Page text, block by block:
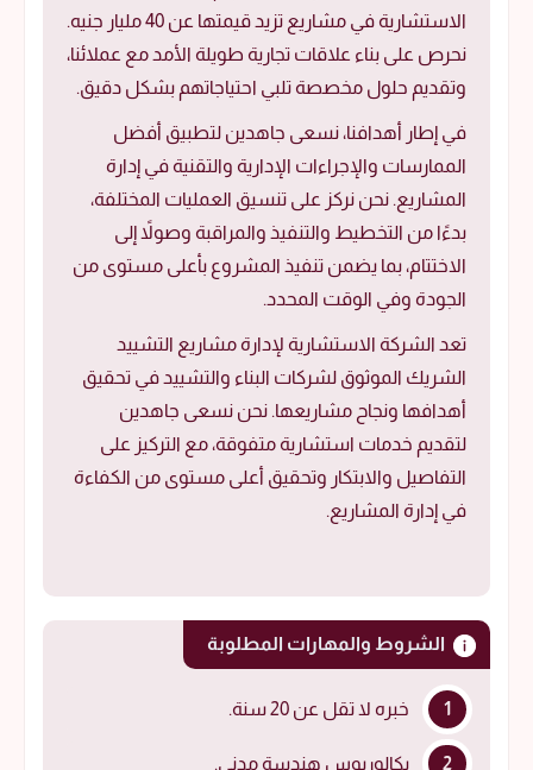
الاستشارية في مشاريع تزيد قيمتها عن 40 مليار جنيه.
نحرص على بناء علاقات تجارية طويلة الأمد مع عملائنا،
وتقديم حلول مخصصة تلبي احتياجاتهم بشكل دقيق.
في إطار أهدافنا، نسعى جاهدين لتطبيق أفضل
الممارسات والإجراءات الإدارية والتقنية في إدارة
المشاريع. نحن نركز على تنسيق العمليات المختلفة،
بدءًا من التخطيط والتنفيذ والمراقبة وصولاً إلى
الاختتام، بما يضمن تنفيذ المشروع بأعلى مستوى من
الجودة وفي الوقت المحدد.
تعد الشركة الاستشارية لإدارة مشاريع التشييد
الشريك الموثوق لشركات البناء والتشييد في تحقيق
أهدافها ونجاح مشاريعها. نحن نسعى جاهدين
لتقديم خدمات استشارية متفوقة، مع التركيز على
التفاصيل والابتكار وتحقيق أعلى مستوى من الكفاءة
في إدارة المشاريع.
الشروط والمهارات المطلوبة
خبره لا تقل عن 20 سنة.
بكالوريوس هندسة مدني.